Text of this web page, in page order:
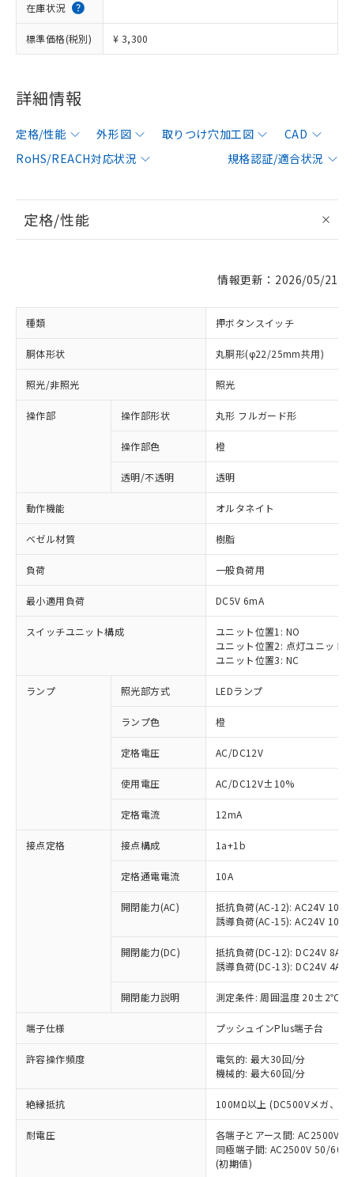
在庫状況
標準価格(税別) ¥ 3,300
詳細情報
定格/性能 外形図 取りつけ穴加工図
CAD
RoHS/REACH対応状況
規格認証/適合状況
定格/性能
情報更新：2026/05/21
種類 押ボタンスイッチ
胴体形状 丸胴形(φ22/25mm共用)
照光/非照光 照光
操作部 操作部形状 丸形 フルガード形
操作部色 橙
透明/不透明 透明
動作機能 オルタネイト
ベゼル材質 樹脂
負荷 一般負荷用
最小適用負荷 DC5V 6mA
スイッチユニット構成
ユニット位置1: NO
ユニット位置2: 点灯ユニット
ユニット位置3: NC
ランプ 照光部方式 LEDランプ
ランプ色 橙
定格電圧 AC/DC12V
使用電圧 AC/DC12V±10%
定格電流 12mA
接点定格 接点構成 1a+1b
定格通電電流 10A
開閉能力(AC)
抵抗負荷(AC-12): AC24V 10A/
誘導負荷(AC-15): AC24V
開閉能力(DC)
抵抗負荷(DC-12): DC24V 8A/
誘導負荷(DC-13): DC24V 4A/
開閉能力説明 測定条件: 周囲温度 20±2℃、
端子仕様 プッシュインPlus端子台
許容操作頻度
電気的: 最大30回/分
機械的: 最大60回/分
絶縁抵抗 100MΩ以上 (DC500Vメガ、点
耐電圧
各端子とアース間: AC2500V
同極端子間: AC2500V 50/
(初期値)
ご利用条件
ご利用ください。
本サービスは、当社制御機器事業取扱
商品の当社在庫状況および標準価格
(税抜)を提供させていただくもので
当社制御機器事業取扱商品の中には、
本サービスの対象外となる商品もある
ことをご了承ください。
在庫状況および標準価格照会結果は、
対応済み：EU RoHS指令（10物質）の
非含有に対応した製品が提供可能な商品で
対応予定：EU RoHS指令（10物質）の非含
有に対応した製品に切り替える予定のある
対応予定なし：EU RoHS指令（10物質）の
非含有に非対応の商品で、対応品を出す予
定はありません。
調査・確認中：EU RoHS指令（10物質）の
非含有の対応状況を調査中または確認中の
害物質有無と関係のない商品です。
仕入先様の事情により、非含有部品として
いたものが、含有品と判明した場合などや
むを得ず変更することがあります。
※1 中国RoHS○×表
「○」：最大均質材料含有率が中国RoHSの
基準値以下であることを示します。
「×」：最大均質材料含有率が中国RoHSの
基準値を超えていることを示します。
「－」：未確認です。当社販売部門へお問
当社は、これら貴社製品のうち、外国
為替および外国貿易法に定める商品